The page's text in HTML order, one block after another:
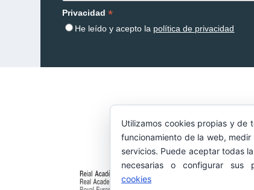
Privacidad*
He leído y acepto la política de privacidad
Utilizamos cookies propias y de
funcionamiento de la web,
servicios. Puede aceptar todas
necesarias o configurar sus
cookies